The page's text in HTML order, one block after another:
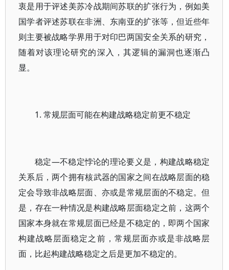
衷是用于评述美苏冷战期间苏联的扩张行为，例如美
国学者评述苏联在非洲、东南亚的扩张等，但近些年
则主要被战略学界用于对印巴两国安全关系的研究，
随着对该理论研究的深入，其逻辑的漏洞也逐渐凸
显。
1. 常规层面可能在构建战略稳定前更不稳定
稳定—不稳定悖论的理论要义是，构建战略稳定
关系后，两个拥有核武器的国家之间在战略层面的稳
定会导致非战略层面、亦或是常规层面的不稳定。但
是，存在一种情况是构建战略层面稳定之前，这两个
国家本身就在常规层面已经是不稳定的，即两个国家
构建战略层面稳定之前，常规层面亦或是非战略层
面，比起构建战略稳定之后是更加不稳定的。